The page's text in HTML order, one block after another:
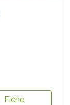
Fiche